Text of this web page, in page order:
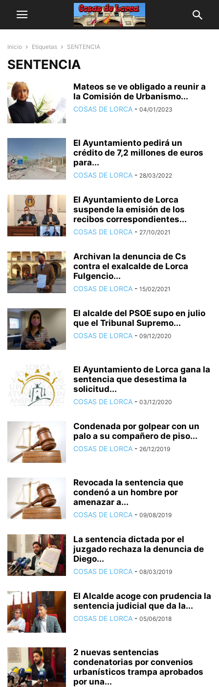
Inicio Etiquetas SENTENCIA
SENTENCIA
Mateos se ve obligado a reunir a
la Comisión de Urbanismo...
COSAS DE LORCA - 04/01/2023
El Ayuntamiento pedirá un
crédito de 7,2 millones de euros
para...
COSAS DE LORCA - 28/03/2022
El Ayuntamiento de Lorca
suspende la emisión de los
recibos correspondientes...
COSAS DE LORCA - 27/10/2021
Archivan la denuncia de Cs
contra el exalcalde de Lorca
Fulgencio...
COSAS DE LORCA - 15/02/2021
El alcalde del PSOE supo en julio
que el Tribunal Supremo...
COSAS DE LORCA - 09/12/2020
El Ayuntamiento de Lorca gana la
sentencia que desestima la
solicitud...
COSAS DE LORCA - 03/12/2020
Condenada por golpear con un
palo a su compañero de piso...
COSAS DE LORCA - 26/12/2019
Revocada la sentencia que
condenó a un hombre por
amenazar a...
COSAS DE LORCA - 09/08/2019
La sentencia dictada por el
juzgado rechaza la denuncia de
Diego...
COSAS DE LORCA - 08/03/2019
El Alcalde acoge con prudencia la
sentencia judicial que da la...
COSAS DE LORCA - 05/06/2018
2 nuevas sentencias
condenatorias por convenios
urbanísticos trampa aprobados
por una...